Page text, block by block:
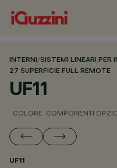
INTERNI/SISTEMI LINEARI PER
27 SUPERFICIE FULL REMOTE
UF11
COLORE COMPONENTI
UF11